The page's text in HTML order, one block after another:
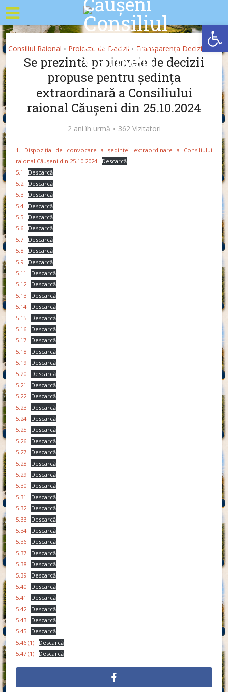
Consiliul Raional • Proiecte de Decizii • Transparența Decizională
Se prezintă proiectele de decizii
propuse pentru ședința
extraordinară a Consiliului
raional Căușeni din 25.10.2024
2 ani în urmă 362 Vizitatori
1. Dispoziția de convocare a ședinței extraordinare a Consiliului
raional Căușeni din 25.10.2024
Descarcă
5.1
Descarcă
5.2
Descarcă
5.3
Descarcă
5.4
Descarcă
5.5
Descarcă
5.6
Descarcă
5.7
Descarcă
5.8
Descarcă
5.9
Descarcă
5.11
Descarcă
5.12
Descarcă
5.13
Descarcă
5.14
Descarcă
5.15
Descarcă
5.16
Descarcă
5.17
Descarcă
5.18
Descarcă
5.19
Descarcă
5.20
Descarcă
5.21
Descarcă
5.22
Descarcă
5.23
Descarcă
5.24
Descarcă
5.25
Descarcă
5.26
Descarcă
5.27
Descarcă
5.28
Descarcă
5.29
Descarcă
5.30
Descarcă
5.31
Descarcă
5.32
Descarcă
5.33
Descarcă
5.34
Descarcă
5.36
Descarcă
5.37
Descarcă
5.38
Descarcă
5.39
Descarcă
5.40
Descarcă
5.41
Descarcă
5.42
Descarcă
5.43
Descarcă
5.45
Descarcă
5.46 (1)
Descarcă
5.47 (1)
Descarcă